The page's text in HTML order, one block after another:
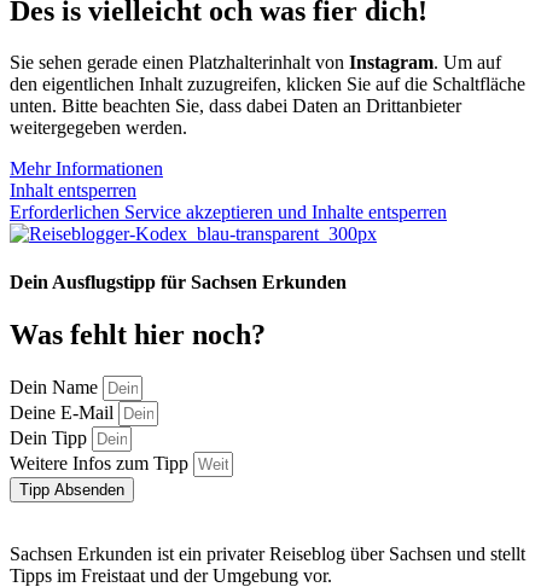
Des is vielleicht och was fier dich!
Sie sehen gerade einen Platzhalterinhalt von Instagram. Um auf
den eigentlichen Inhalt zuzugreifen, klicken Sie auf die Schaltfläche
unten. Bitte beachten Sie, dass dabei Daten an Drittanbieter
weitergegeben werden.
Mehr Informationen
Inhalt entsperren
Erforderlichen Service akzeptieren und Inhalte entsperren
Dein Ausflugstipp für Sachsen Erkunden
Was fehlt hier noch?
Dein Name
Deine E-Mail
Dein Tipp
Weitere Infos zum Tipp
Tipp Absenden
Sachsen Erkunden ist ein privater Reiseblog über Sachsen und stellt
Tipps im Freistaat und der Umgebung vor.